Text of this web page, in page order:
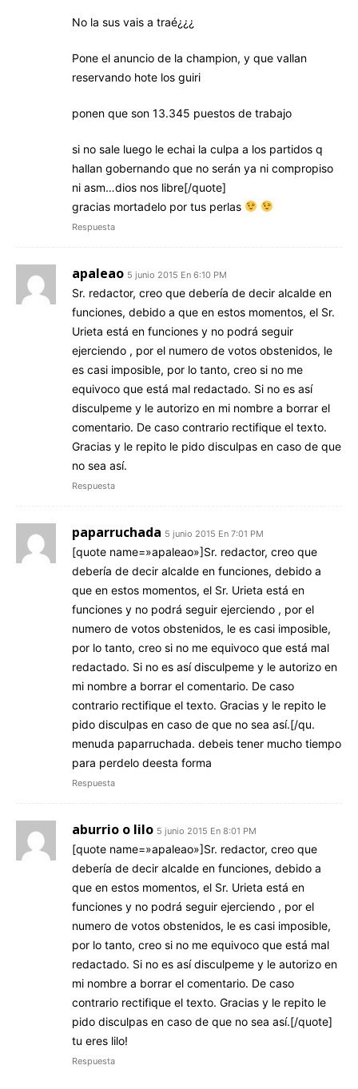
No la sus vais a traé¿¿¿
Pone el anuncio de la champion, y que vallan
reservando hote los guiri
ponen que son 13.345 puestos de trabajo
si no sale luego le echai la culpa a los partidos q
hallan gobernando que no serán ya ni compropiso
ni asm…dios nos libre[/quote]
gracias mortadelo por tus perlas
Respuesta
apaleao 5 junio 2015 En 6:10 PM
Sr. redactor, creo que debería de decir alcalde en
funciones, debido a que en estos momentos, el Sr.
Urieta está en funciones y no podrá seguir
ejerciendo , por el numero de votos obstenidos, le
es casi imposible, por lo tanto, creo si no me
equivoco que está mal redactado. Si no es así
disculpeme y le autorizo en mi nombre a borrar el
comentario. De caso contrario rectifique el texto.
Gracias y le repito le pido disculpas en caso de que
no sea así.
Respuesta
paparruchada 5 junio 2015 En 7:01 PM
[quote name=»apaleao»]Sr. redactor, creo que
debería de decir alcalde en funciones, debido a
que en estos momentos, el Sr. Urieta está en
funciones y no podrá seguir ejerciendo , por el
numero de votos obstenidos, le es casi imposible,
por lo tanto, creo si no me equivoco que está mal
redactado. Si no es así disculpeme y le autorizo en
mi nombre a borrar el comentario. De caso
contrario rectifique el texto. Gracias y le repito le
pido disculpas en caso de que no sea así.[/qu.
menuda paparruchada. debeis tener mucho tiempo
para perdelo deesta forma
Respuesta
aburrio o lilo 5 junio 2015 En 8:01 PM
[quote name=»apaleao»]Sr. redactor, creo que
debería de decir alcalde en funciones, debido a
que en estos momentos, el Sr. Urieta está en
funciones y no podrá seguir ejerciendo , por el
numero de votos obstenidos, le es casi imposible,
por lo tanto, creo si no me equivoco que está mal
redactado. Si no es así disculpeme y le autorizo en
mi nombre a borrar el comentario. De caso
contrario rectifique el texto. Gracias y le repito le
pido disculpas en caso de que no sea así.[/quote]
tu eres lilo!
Respuesta